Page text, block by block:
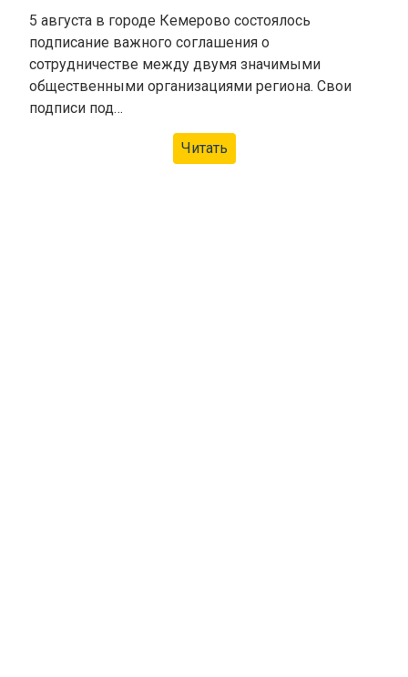
5 августа в городе Кемерово состоялось
подписание важного соглашения о
сотрудничестве между двумя значимыми
общественными организациями региона. Свои
подписи под…
Читать